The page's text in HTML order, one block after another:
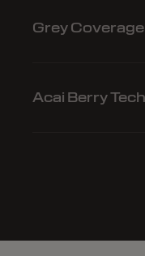
Grey
Acai Berry